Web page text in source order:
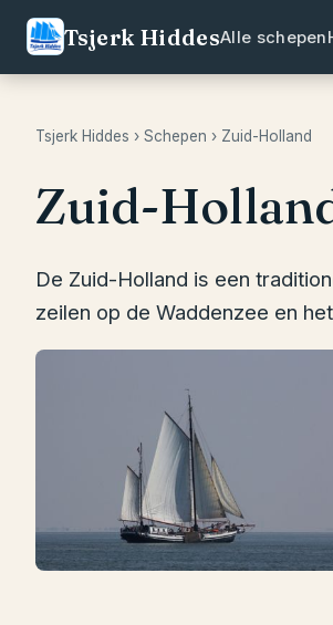
Tsjerk HiddesAlle schepen
Tsjerk Hiddes › Schepen › Zuid-Holland
Zuid-
De Zuid-Holland is een
zeilen op de Waddenzee en